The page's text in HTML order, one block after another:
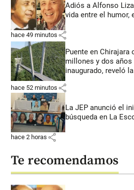
Adiós a Alfonso
vida entre el humor,
hace 49 minutos share
Puente en Chirajara
millones y dos
inaugurado, reveló
hace 52 minutos share
La JEP anunció el
búsqueda en La
hace 2 horas share
Te recomendamos